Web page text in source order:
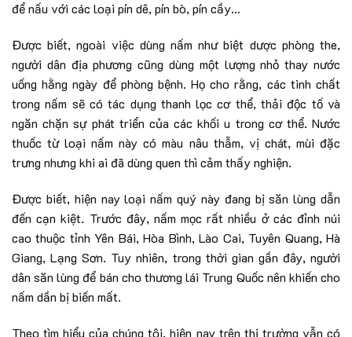
để nấu với các loại pín dê, pín bò, pín cầy…
Được biết, ngoài việc dùng nấm như biệt dược phòng the,
người dân địa phương cũng dùng một lượng nhỏ thay nước
uống hằng ngày để phòng bệnh. Họ cho rằng, các tinh chất
trong nấm sẽ có tác dụng thanh lọc cơ thể, thải độc tố và
ngăn chặn sự phát triển của các khối u trong cơ thể. Nước
thuốc từ loại nấm này có màu nâu thẫm, vị chát, mùi đặc
trưng nhưng khi ai đã dùng quen thì cảm thấy nghiện.
Được biết, hiện nay loại nấm quý này đang bị săn lùng dẫn
đến cạn kiệt. Trước đây, nấm mọc rất nhiều ở các đỉnh núi
cao thuộc tỉnh Yên Bái, Hòa Bình, Lào Cai, Tuyên Quang, Hà
Giang, Lạng Sơn. Tuy nhiên, trong thời gian gần đây, người
dân săn lùng để bán cho thương lái Trung Quốc nên khiến cho
nấm dần bị biến mất.
Theo tìm hiểu của chúng tôi, hiện nay trên thị trường vẫn có